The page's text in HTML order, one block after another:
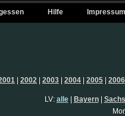
Hilfe Impressum
2002 2003 2004 2005 2006
LV: alle| Bayern|